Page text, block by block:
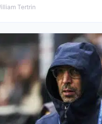
Tertrin